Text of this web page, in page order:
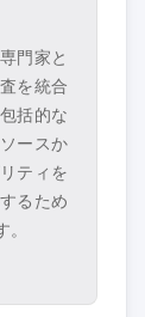
門家と
を統合
括的な
ースか
ティを
るため